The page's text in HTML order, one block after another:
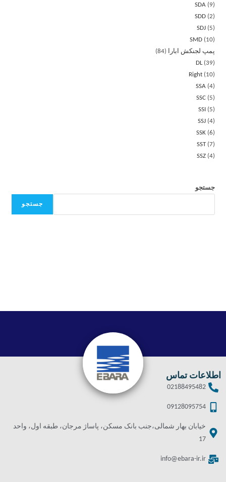
SDA
9
SDD 2
SDJ
5
SMD
10
پمپ لجنکش ابارا
84
DL 39
Right
10
SSA 4
SSC
5
SSI
5
SSJ 4
SSK 6
SST 7
SSZ 4
جستجو
جستجو
اطلاعات تماس
02188495482
09128095754
خیابان بهار شمالی،جنب بانک مسکن، پاساژ مرجان، طبقه اول، واحد
17
info@ebara-ir.ir